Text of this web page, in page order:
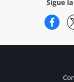
Sigue